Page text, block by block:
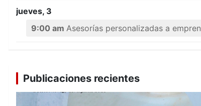
jueves, 3
9:00 am Asesorías personalizadas a emprendedores
Publicaciones recientes